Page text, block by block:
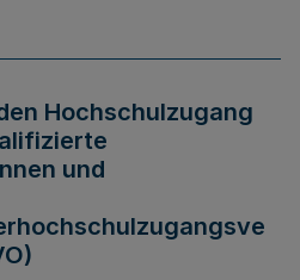
Hochschulzugang
und